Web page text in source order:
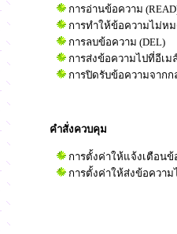
การอ่านข้อความ
การทำให้ข้อความไม่หม
การลบข้อความ (DEL)
การส่งข้อความไปที่อีเมล์
การปิดรับข้อความจากก
คำสั่งควบคุม
การตั้งค่าให้แจ้งเตือนข้
การตั้งค่าให้ส่งข้อความ